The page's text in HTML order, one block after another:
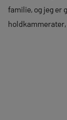
familie, og jeg er